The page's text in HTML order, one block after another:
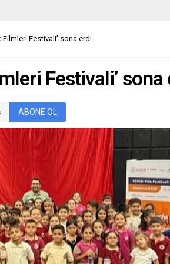
ve hedefler çerçeve
Filmleri Festivali’ sona erdi
Festivali’ sona
ABONE OL